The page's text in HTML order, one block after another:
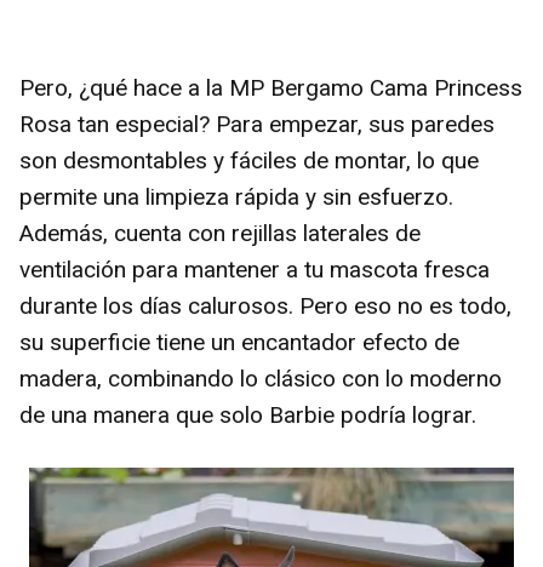
Pero, ¿qué hace a la MP Bergamo Cama Princess
Rosa tan especial? Para empezar, sus paredes
son desmontables y fáciles de montar, lo que
permite una limpieza rápida y sin esfuerzo.
Además, cuenta con rejillas laterales de
ventilación para mantener a tu mascota fresca
durante los días calurosos. Pero eso no es todo,
su superficie tiene un encantador efecto de
madera, combinando lo clásico con lo moderno
de una manera que solo Barbie podría lograr.